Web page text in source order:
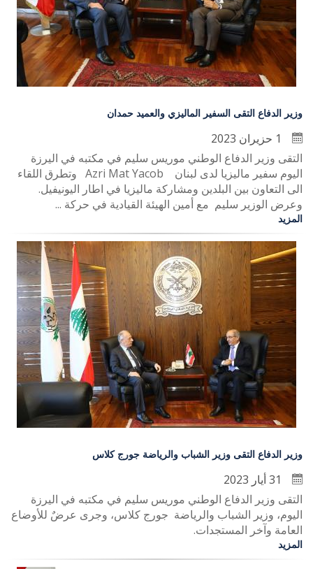
وزير الدفاع التقى السفير الماليزي والعميد حمدان
التقى وزير الدفاع الوطني موريس سليم في مكتبه في اليرزة
اليوم سفير ماليزيا لدى لبنان Azri Mat Yacob وتطرق اللقاء
الى التعاون بين البلدين ومشاركة ماليزيا في اطار اليونيفيل.
وعرض الوزير سليم مع أمين الهيئة القيادية في حركة ...
المزيد
وزير الدفاع التقى وزير الشباب والرياضة جورج كلاس
التقى وزير الدفاع الوطني موريس سليم في مكتبه في اليرزة
اليوم، وزير الشباب والرياضة جورج كلاس، وجرى عرضٌ للأوضاع
العامة وآخر المستجدات.
المزيد